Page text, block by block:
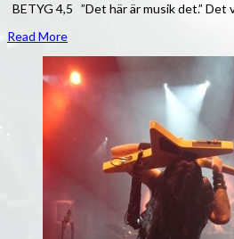
BETYG 4,5 ”Det här är musik det.”
Read More